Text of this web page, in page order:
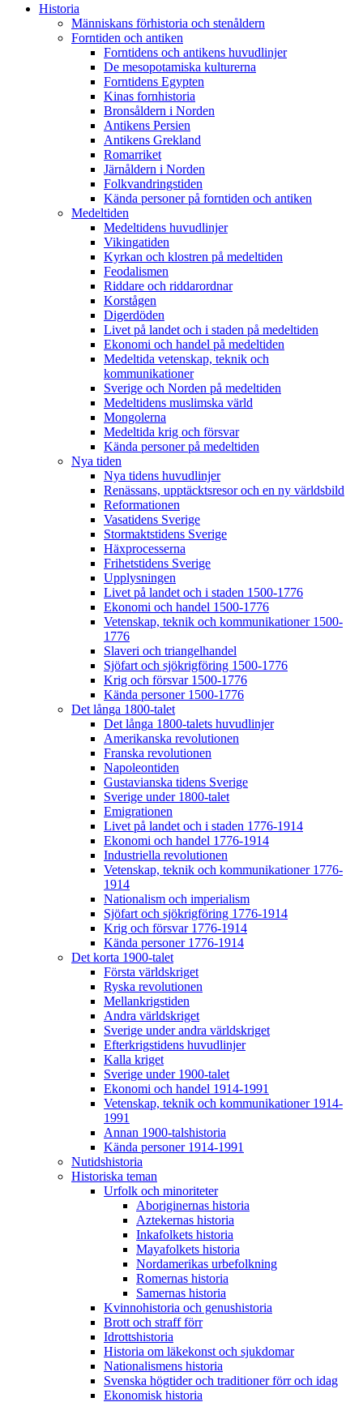
Historia
Människans förhistoria och stenåldern
Forntiden och antiken
Forntidens och antikens huvudlinjer
De mesopotamiska kulturerna
Forntidens Egypten
Kinas fornhistoria
Bronsåldern i Norden
Antikens Persien
Antikens Grekland
Romarriket
Järnåldern i Norden
Folkvandringstiden
Kända personer på forntiden och antiken
Medeltiden
Medeltidens huvudlinjer
Vikingatiden
Kyrkan och klostren på medeltiden
Feodalismen
Riddare och riddarordnar
Korstågen
Digerdöden
Livet på landet och i staden på medeltiden
Ekonomi och handel på medeltiden
Medeltida vetenskap, teknik och
kommunikationer
Sverige och Norden på medeltiden
Medeltidens muslimska värld
Mongolerna
Medeltida krig och försvar
Kända personer på medeltiden
Nya tiden
Nya tidens huvudlinjer
Renässans, upptäcktsresor och en ny världsbild
Reformationen
Vasatidens Sverige
Stormaktstidens Sverige
Häxprocesserna
Frihetstidens Sverige
Upplysningen
Livet på landet och i staden 1500-1776
Ekonomi och handel 1500-1776
Vetenskap, teknik och kommunikationer 1500-
1776
Slaveri och triangelhandel
Sjöfart och sjökrigföring 1500-1776
Krig och försvar 1500-1776
Kända personer 1500-1776
Det långa 1800-talet
Det långa 1800-talets huvudlinjer
Amerikanska revolutionen
Franska revolutionen
Napoleontiden
Gustavianska tidens Sverige
Sverige under 1800-talet
Emigrationen
Livet på landet och i staden 1776-1914
Ekonomi och handel 1776-1914
Industriella revolutionen
Vetenskap, teknik och kommunikationer 1776-
1914
Nationalism och imperialism
Sjöfart och sjökrigföring 1776-1914
Krig och försvar 1776-1914
Kända personer 1776-1914
Det korta 1900-talet
Första världskriget
Ryska revolutionen
Mellankrigstiden
Andra världskriget
Sverige under andra världskriget
Efterkrigstidens huvudlinjer
Kalla kriget
Sverige under 1900-talet
Ekonomi och handel 1914-1991
Vetenskap, teknik och kommunikationer 1914-
1991
Annan 1900-talshistoria
Kända personer 1914-1991
Nutidshistoria
Historiska teman
Urfolk och minoriteter
Aboriginernas historia
Aztekernas historia
Inkafolkets historia
Mayafolkets historia
Nordamerikas urbefolkning
Romernas historia
Samernas historia
Kvinnohistoria och genushistoria
Brott och straff förr
Idrottshistoria
Historia om läkekonst och sjukdomar
Nationalismens historia
Svenska högtider och traditioner förr och idag
Ekonomisk historia